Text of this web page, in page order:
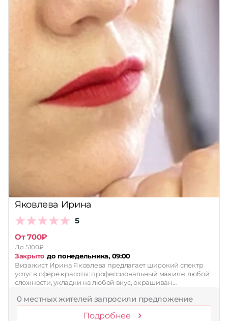
Яковлева Ирина
5
От 700₽
До 5100₽
Закрыто до понедельника, 09:00
Визажист Ирина Яковлева предлагает широкий спектр
услуг в сфере красоты: профессиональный макияж любой
сложности, укладки на любой вкус, окрашиван…
0 местных жителей запросили предложение
Подробнее